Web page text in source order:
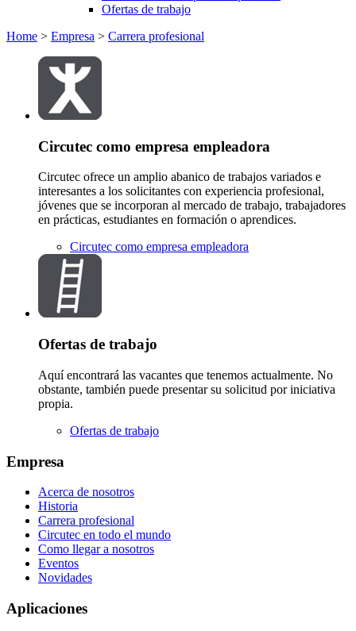
Ofertas de trabajo
Home > Empresa > Carrera profesional
Circutec como empresa empleadora
Circutec ofrece un amplio abanico de trabajos variados e
interesantes a los solicitantes con experiencia profesional,
jóvenes que se incorporan al mercado de trabajo, trabajadores
en prácticas, estudiantes en formación o aprendices.
Circutec como empresa empleadora
Ofertas de trabajo
Aquí encontrará las vacantes que tenemos actualmente. No
obstante, también puede presentar su solicitud por iniciativa
propia.
Ofertas de trabajo
Empresa
Acerca de nosotros
Historia
Carrera profesional
Circutec en todo el mundo
Como llegar a nosotros
Eventos
Novidades
Aplicaciones